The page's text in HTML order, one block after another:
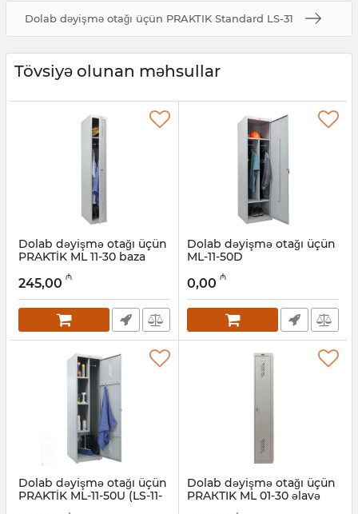
Dolab dəyişmə otağı üçün PRAKTIK Standard LS-31
Tövsiyə olunan məhsullar
Dolab dəyişmə otağı üçün
PRAKTİK ML 11-30 baza
Artikul: 032001253
245,00 ₼
Dolab dəyişmə otağı üçün
ML-11-50D
032001252
0,00 ₼
Dolab dəyişmə otağı üçün
PRAKTİK ML-11-50U (LS-11-
Dolab dəyişmə otağı üçün
PRAКTIK ML 01-30 əlavə